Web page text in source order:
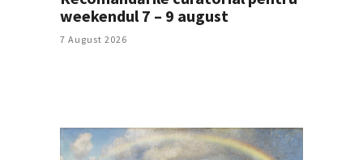
weekendul 7 – 9 august
7 August 2026